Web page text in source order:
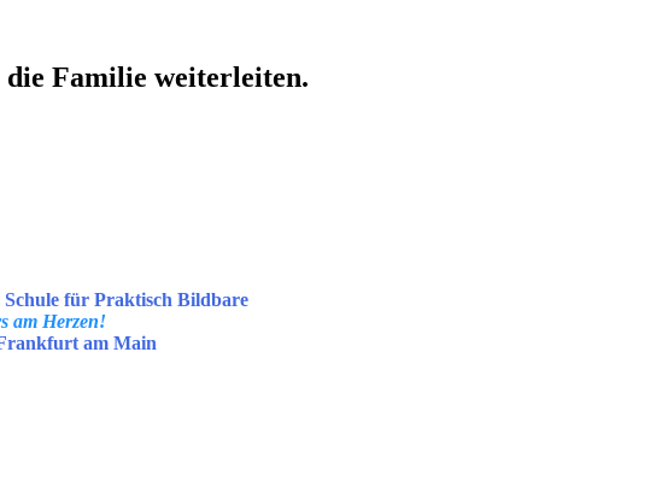
die Familie weiterleiten.
für Praktisch Bildbare
am Herzen!
am Main